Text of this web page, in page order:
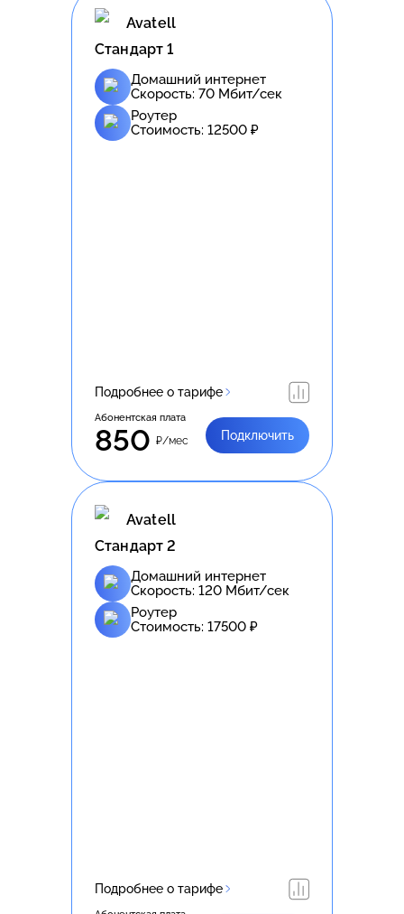
Avatell
Стандарт 1
Домашний интернет
Скорость: 70 Мбит/сек
Роутер
Стоимость: 12500 ₽
Подробнее о тарифе
Абонентская плата
850 ₽/мес Подключить
Avatell
Стандарт 2
Домашний интернет
Скорость: 120 Мбит/сек
Роутер
Стоимость: 17500 ₽
Подробнее о тарифе